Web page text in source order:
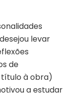
levar
de
título à obra)
a estudar